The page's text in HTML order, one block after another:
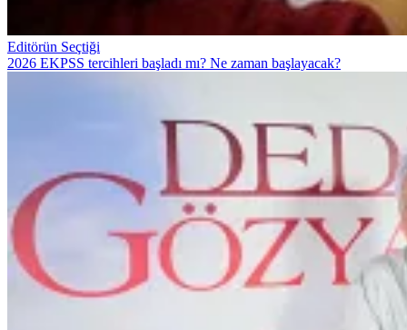
Editörün Seçtiği
2026 EKPSS tercihleri başladı mı? Ne zaman başlayacak?